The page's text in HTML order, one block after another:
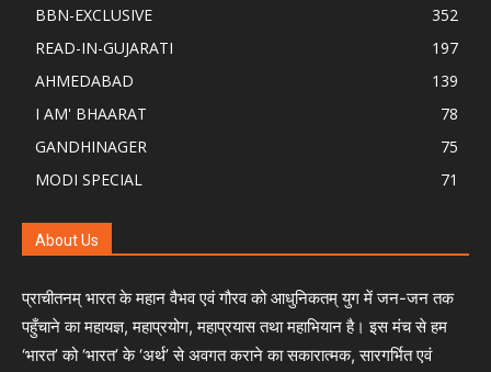
BBN-EXCLUSIVE
352
READ-IN-GUJARATI
197
AHMEDABAD
139
I AM' BHAARAT
78
GANDHINAGER
75
MODI SPECIAL
71
About Us
प्राचीतनम् भारत के महान वैभव एवं गौरव को आधुनिकतम् युग में जन-जन तक
पहुँचाने का महायज्ञ, महाप्रयोग, महाप्रयास तथा महाभियान है। इस मंच से हम
‘भारत’ को ‘भारत’ के ‘अर्थ’ से अवगत कराने का सकारात्मक, सारगर्भित एवं